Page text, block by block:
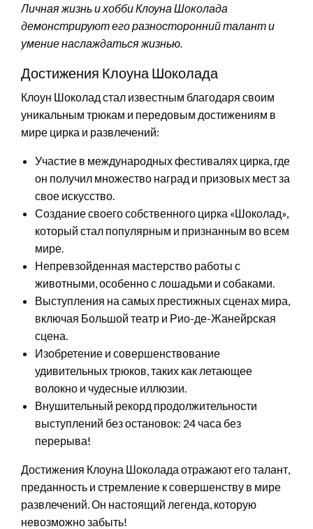
Личная жизнь и хобби Клоуна Шоколада
демонстрируют его разносторонний талант и
умение наслаждаться жизнью.
Достижения Клоуна Шоколада
Клоун Шоколад стал известным благодаря своим
уникальным трюкам и передовым достижениям в
мире цирка и развлечений:
Участие в международных фестивалях цирка, где
он получил множество наград и призовых мест за
свое искусство.
Создание своего собственного цирка «Шоколад»,
который стал популярным и признанным во всем
мире.
Непревзойденная мастерство работы с
животными, особенно с лошадьми и собаками.
Выступления на самых престижных сценах мира,
включая Большой театр и Рио-де-Жанейрская
сцена.
Изобретение и совершенствование
удивительных трюков, таких как летающее
волокно и чудесные иллюзии.
Внушительный рекорд продолжительности
выступлений без остановок: 24 часа без
перерыва!
Достижения Клоуна Шоколада отражают его талант,
преданность и стремление к совершенству в мире
развлечений. Он настоящий легенда, которую
невозможно забыть!